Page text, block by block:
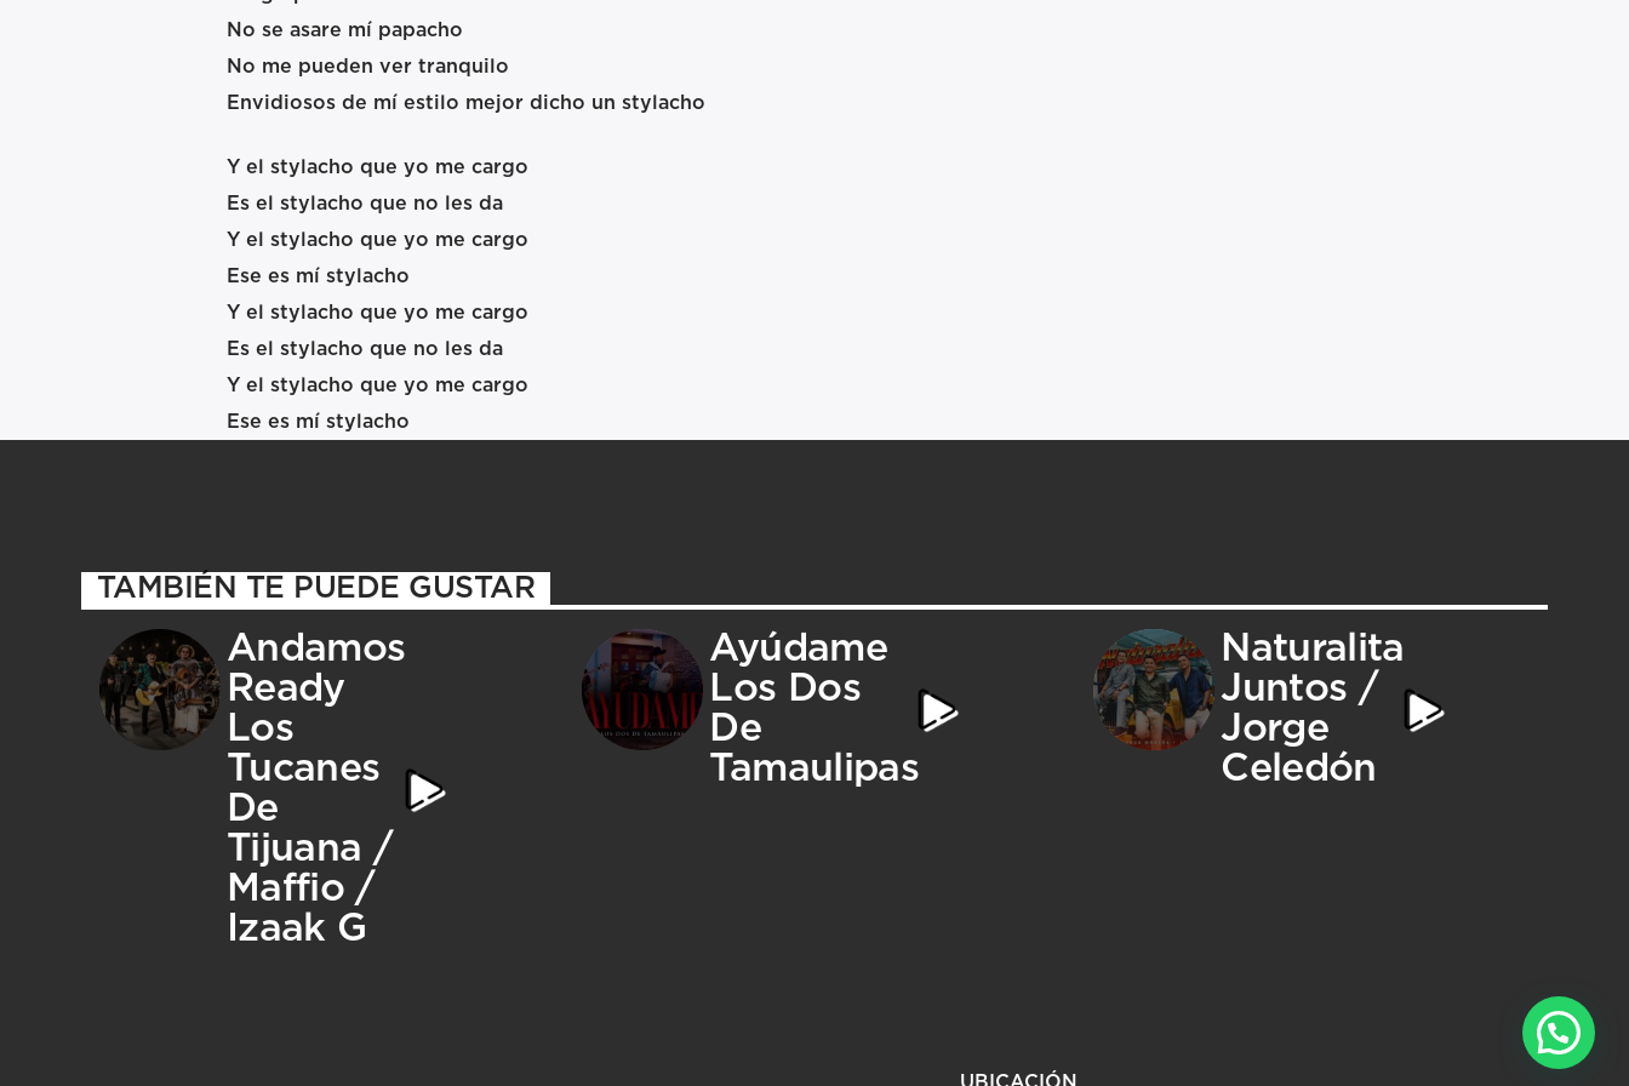
No se asare mí papacho
No me pueden ver tranquilo
Envidiosos de mí estilo mejor dicho un stylacho
Y el stylacho que yo me cargo
Es el stylacho que no les da
Y el stylacho que yo me cargo
Ese es mí stylacho
Y el stylacho que yo me cargo
Es el stylacho que no les da
Y el stylacho que yo me cargo
Ese es mí stylacho
TAMBIÉN TE PUEDE GUSTAR
Andamos
Ready
Los
Tucanes
De
Tijuana /
Maffio /
Izaak G
Ayúdame
Los Dos
De
Tamaulipas
Naturalita
Juntos /
Jorge
Celedón